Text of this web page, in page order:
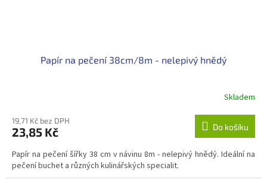
Papír na pečení 38cm/8m - nelepivý hnědý
Skladem
19,71 Kč bez DPH
23,85 Kč Do košíku
Papír na pečení šířky 38 cm v návinu 8m - nelepivý hnědý. Ideální na
pečení buchet a různých kulinářských specialit.